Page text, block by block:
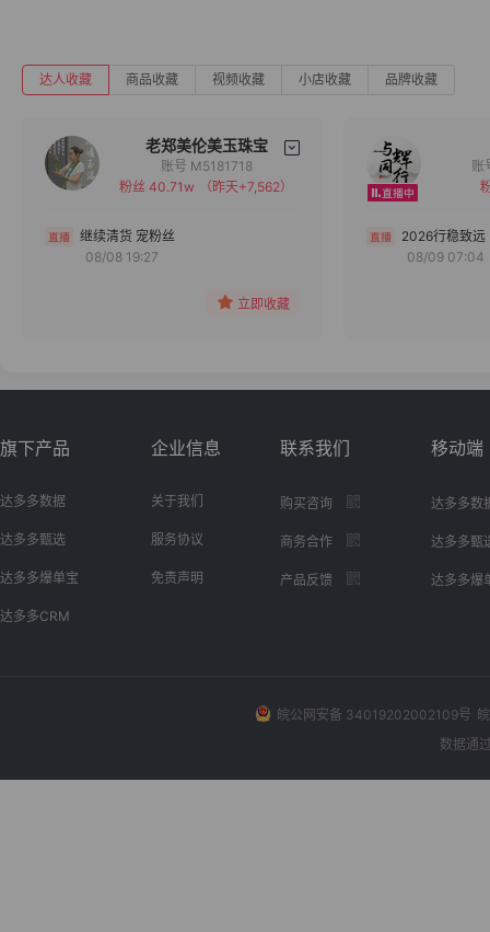
达人收藏 商品收藏 视频收藏 小店收藏 品牌收藏
老郑美伦美玉珠宝
备注
账号 M5181718
粉丝 40.71w
（昨天+7,562）
继续清货 宠粉丝
08/08 19:27
立即收藏
2026行稳致远
08/09 07:04
旗下产品
达多多数据
达多多甄选
达多多爆单宝
达多多CRM
企业信息
关于我们
服务协议
免责声明
联系我们
购买咨询
商务合作
产品反馈
移动端
达多多数
达多多甄
达多多爆
皖公网安备 34019202002109号
数据通